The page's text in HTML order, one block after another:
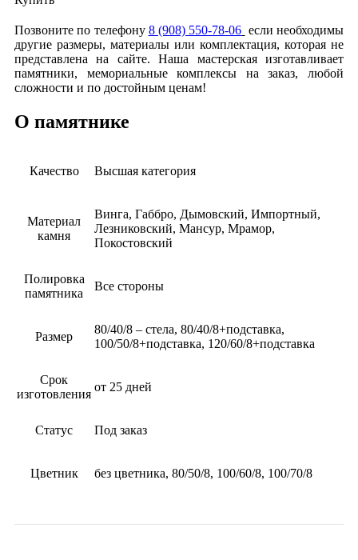
Позвоните по телефону 8 (908) 550-78-06 если необходимы
другие размеры, материалы или комплектация, которая не
представлена на сайте. Наша мастерская изготавливает
памятники, мемориальные комплексы на заказ, любой
сложности и по достойным ценам!
О памятнике
Качество Высшая категория
Материал
камня
Винга, Габбро, Дымовский, Импортный,
Лезниковский, Мансур, Мрамор,
Покостовский
Полировка
памятника
Все стороны
Размер
80/40/8 – стела, 80/40/8+подставка,
100/50/8+подставка, 120/60/8+подставка
Срок
изготовления
от 25 дней
Статус Под заказ
Цветник без цветника, 80/50/8, 100/60/8, 100/70/8